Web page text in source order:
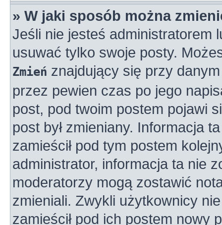
» W jaki sposób można
Jeśli nie jesteś administratorem
usuwać tylko swoje posty.
Zmień znajdujący się przy
przez pewien czas po jego
post, pod twoim postem pojawi
post był zmieniany. Informacja
zamieścił pod tym postem
administrator, informacja ta nie
moderatorzy mogą zostawić
zmieniali. Zwykli użytkownicy
zamieścił pod ich postem nowy